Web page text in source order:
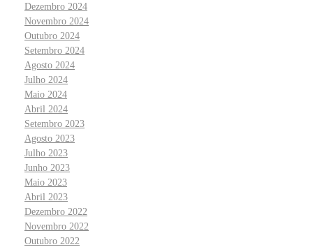
Dezembro 2024
Novembro 2024
Outubro 2024
Setembro 2024
Agosto 2024
Julho 2024
Maio 2024
Abril 2024
Setembro 2023
Agosto 2023
Julho 2023
Junho 2023
Maio 2023
Abril 2023
Dezembro 2022
Novembro 2022
Outubro 2022